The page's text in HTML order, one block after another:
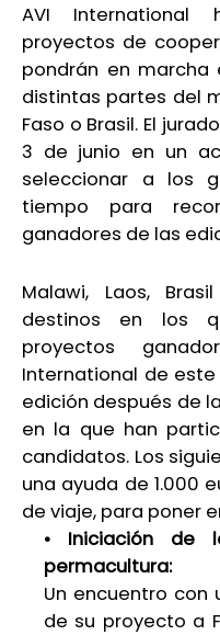
AVI
proyectos de
pondrán en marcha
distintas partes del
Faso o Brasil. El
3 de junio en un
seleccionar a los
tiempo para
ganadores de las
Malawi, Laos,
destinos en los
proyectos
International de
edición después de
en la que han
candidatos. Los
una ayuda de 1.000
de viaje, para poner
• Iniciación de
permacultura:
Un encuentro con
de su proyecto a